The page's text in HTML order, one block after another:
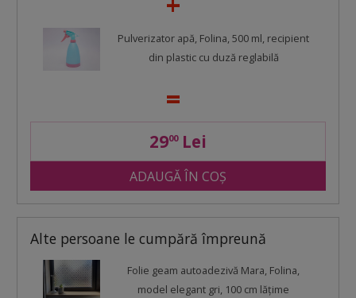
Pulverizator apă, Folina, 500 ml, recipient
din plastic cu duză reglabilă
2900Lei
ADAUGĂ ÎN COȘ
Alte persoane le cumpără împreună
Folie geam autoadezivă Mara, Folina,
model elegant gri, 100 cm lăţime